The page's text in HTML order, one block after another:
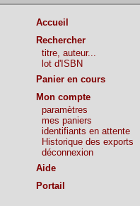
Accueil
Rechercher
titre, auteur...
lot d'ISBN
Panier en cours
Mon compte
paramètres
mes paniers
identifiants en attente
Historique des exports
déconnexion
Aide
Portail